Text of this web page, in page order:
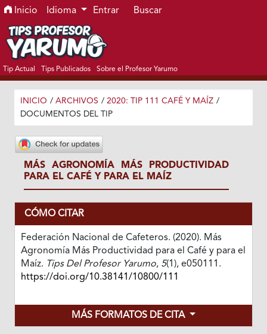
Ir al menú de navegación principal
Ir al contenido principal
Ir al pie de página del sitio
Inicio Idioma Entrar Buscar
Tip Actual Tips Publicados Sobre el Profesor Yarumo
INICIO / ARCHIVOS / 2020: TIP 111 CAFÉ Y MAÍZ /
DOCUMENTOS DEL TIP
MÁS AGRONOMÍA MÁS PRODUCTIVIDAD
PARA EL CAFÉ Y PARA EL MAÍZ
CÓMO CITAR
Federación Nacional de Cafeteros. (2020). Más
Agronomía Más Productividad para el Café y para el
Maíz. Tips Del Profesor Yarumo, 5(1), e050111.
https://doi.org/10.38141/10800/111
MÁS FORMATOS DE CITA